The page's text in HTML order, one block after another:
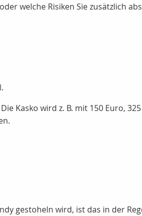
welche Risiken Sie zusätzlich
Kasko wird z. B. mit 150 Euro,
gestoheln wird, ist das in der